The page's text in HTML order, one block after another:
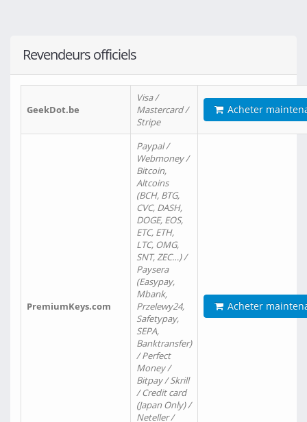
Revendeurs officiels
GeekDot.be
Visa /
Mastercard /
Stripe
Acheter
PremiumKeys.com
Paypal /
Webmoney /
Bitcoin,
Altcoins
(BCH, BTG,
CVC, DASH,
DOGE, EOS,
ETC, ETH,
LTC, OMG,
SNT, ZEC…) /
Paysera
(Easypay,
Mbank,
Przelewy24,
Safetypay,
SEPA,
Banktransfer)
/ Perfect
Money /
Bitpay / Skrill
/ Credit card
(Japan Only) /
Neteller /
Acheter